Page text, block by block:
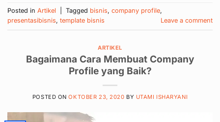
Posted in Artikel Tagged bisnis, company profile,
presentasibisnis, template bisnis Leave a comment
ARTIKEL
Bagaimana Cara Membuat Company
Profile yang Baik?
POSTED ONOKTOBER 23, 2020 BY UTAMI ISHARYANI